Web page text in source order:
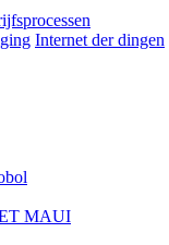
Internet der dingen
MAUI